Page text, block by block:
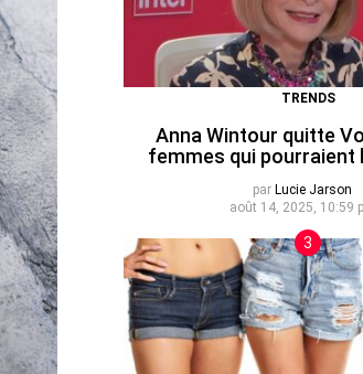
TRENDS
Anna Wintour quitte
femmes qui pourraient
par Lucie Jarson
août 14, 2025, 10:59